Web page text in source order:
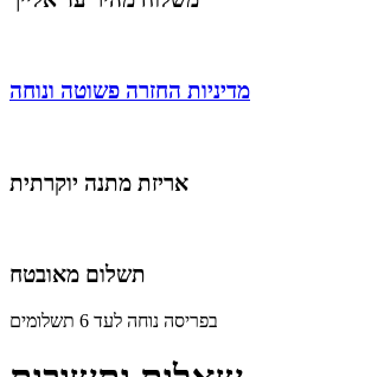
מדיניות החזרה פשוטה ונוחה
אריזת מתנה יוקרתית
תשלום מאובטח
בפריסה נוחה לעד 6 תשלומים